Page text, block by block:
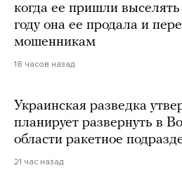
когда ее пришли
году она ее продала и
мошенникам
18 часов назад
Украинская разведка
планирует развернуть в
области ракетное
21 час назад